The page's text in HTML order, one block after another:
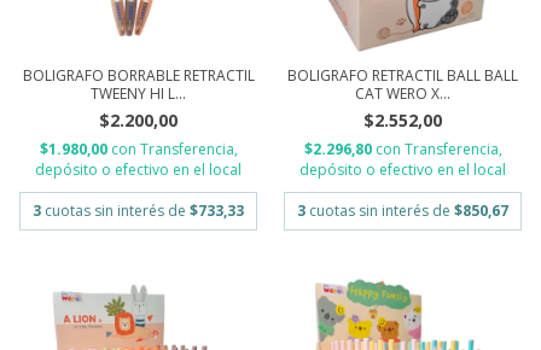
BOLIGRAFO BORRABLE RETRACTIL
TWEENY HI L...
$2.200,00
$1.980,00 con Transferencia,
depósito o efectivo en el local
3 cuotas sin interés de $733,33
BOLIGRAFO RETRACTIL BALL BALL
CAT WERO X...
$2.552,00
$2.296,80 con Transferencia,
depósito o efectivo en el local
3 cuotas sin interés de $850,67